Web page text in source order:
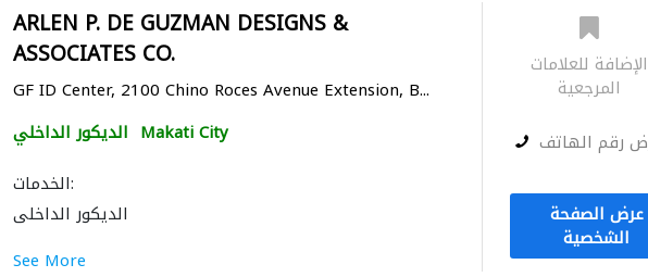
ARLEN P. DE GUZMAN DESIGNS &
ASSOCIATES CO.
GF ID Center, 2100 Chino Roces Avenue Extension, B...
الديكور الداخلي Makati City
الخدمات:
الديكور الداخلي
See More
الإضافة للعلامات
المرجعية
رقم الهاتف
عرض الصفحة
الشخصية